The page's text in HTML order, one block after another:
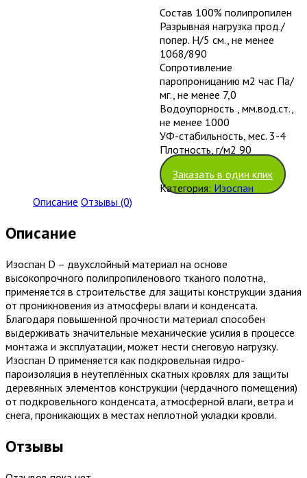
Состав 100% полипропилен
Разрывная нагрузка прод./
попер. Н/5 см., не менее
1068/890
Сопротивление
паропроницанию м2 час Па/
мг., не менее 7,0
Водоупорность , мм.вод.ст.,
не менее 1000
УФ-стабильность, мес. 3-4
Плотность, г/м2 90
Заказать в один клик
Категория: Изоспан
Описание Отзывы (0)
Описание
Изоспан D – двухслойный материал на основе
высокопрочного полипропиленового тканого полотна,
применяется в строительстве для защиты конструкции здания
от проникновения из атмосферы влаги и конденсата.
Благодаря повышенной прочности материал способен
выдерживать значительные механические усилия в процессе
монтажа и эксплуатации, может нести снеговую нагрузку.
Изоспан D применяется как подкровельная гидро-
пароизоляция в неутеплённых скатных кровлях для защиты
деревянных элементов конструкции (чердачного помещения)
от подкровельного конденсата, атмосферной влаги, ветра и
снега, проникающих в местах неплотной укладки кровли.
Отзывы